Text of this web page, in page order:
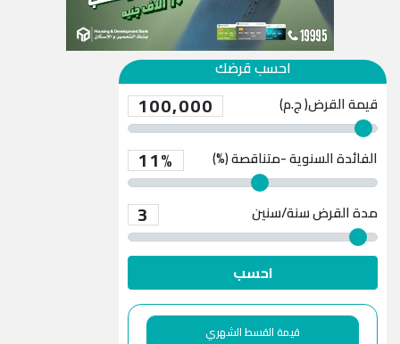
احسب قرضك
قيمة القرض( ج.م) 100,000
الفائدة السنوية -متناقصة (%) 11%
مدة القرض 3 سنة/سنين
احسب
قيمة القسط الشهري